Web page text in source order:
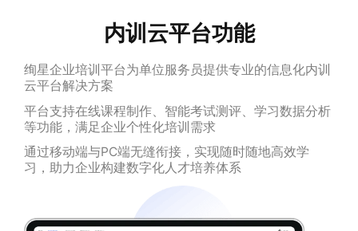
内训云平台功能
绚星企业培训平台为单位服务员提供专业的信息化内训
云平台解决方案
平台支持在线课程制作、智能考试测评、学习数据分析
等功能，满足企业个性化培训需求
通过移动端与PC端无缝衔接，实现随时随地高效学
习，助力企业构建数字化人才培养体系